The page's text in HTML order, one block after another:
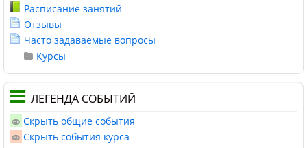
Расписание занятий
Отзывы
Часто задаваемые вопросы
Курсы
ЛЕГЕНДА СОБЫТИЙ
Скрыть общие события
Скрыть события курса